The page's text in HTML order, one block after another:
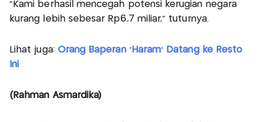
“Kami berhasil mencegah potensi kerugian negara
kurang lebih sebesar Rp6,7 miliar,” tuturnya.
Lihat juga: Orang Baperan 'Haram' Datang ke Resto
Ini
(Rahman Asmardika)